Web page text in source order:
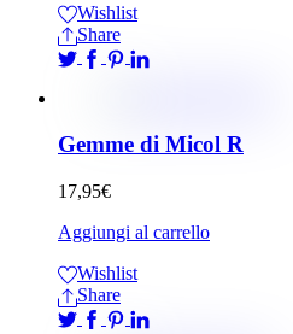
Wishlist
Share
Gemme di Micol R
17,95€
Aggiungi al carrello
Wishlist
Share